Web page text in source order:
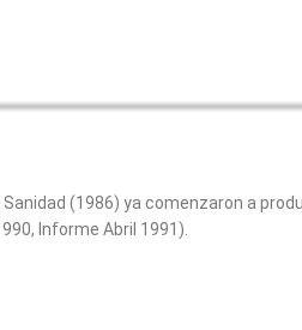
(1986) ya comenzaron a
Informe Abril 1991).